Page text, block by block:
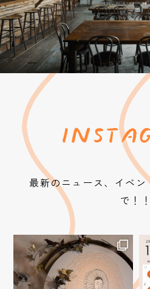
最新のニュース、イベ
で！！